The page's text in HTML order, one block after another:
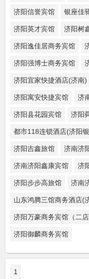
济阳信誉宾馆 银座佳
济阳英才宾馆 济阳树
济阳逸佳居商务宾馆
济阳强博士商务宾馆
济阳宜家快捷酒店(济南)
济阳寓安快捷宾馆 济
济阳县花园宾馆 济阳
都市118连锁酒店(济阳
济阳吉鑫旅馆 济南济
济南济阳鑫康宾馆 济
济阳步步高旅馆 济南
山东鸿腾三馆商务酒店(
济阳万豪商务宾馆（二店
济阳御麟商务宾馆
1